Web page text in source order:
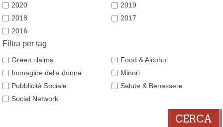
2020
2019
2018
2017
2016
Filtra per tag
Green claims
Food & Alcohol
Immagine della donna
Minori
Pubblicità Sociale
Salute & Benessere
Social Network
CERCA